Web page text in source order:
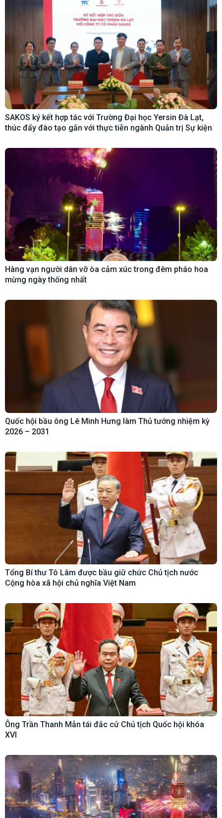
SAKOS ký kết hợp tác với Trường Đại học Yersin Đà Lạt,
thúc đẩy đào tạo gắn với thực tiễn ngành Quản trị Sự kiện
Hàng vạn người dân vỡ òa cảm xúc trong đêm pháo hoa
mừng ngày thống nhất
Quốc hội bầu ông Lê Minh Hưng làm Thủ tướng nhiệm kỳ
2026 – 2031
Tổng Bí thư Tô Lâm được bầu giữ chức Chủ tịch nước
Cộng hòa xã hội chủ nghĩa Việt Nam
Ông Trần Thanh Mẫn tái đắc cử Chủ tịch Quốc hội khóa
XVI